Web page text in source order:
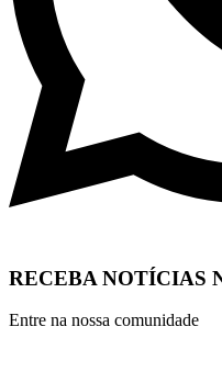
RECEBA NOTÍCIAS
Entre na nossa comunidade